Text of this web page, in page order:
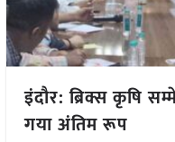
इंदौर: ब्रिक्स कृषि
गया अंतिम रूप